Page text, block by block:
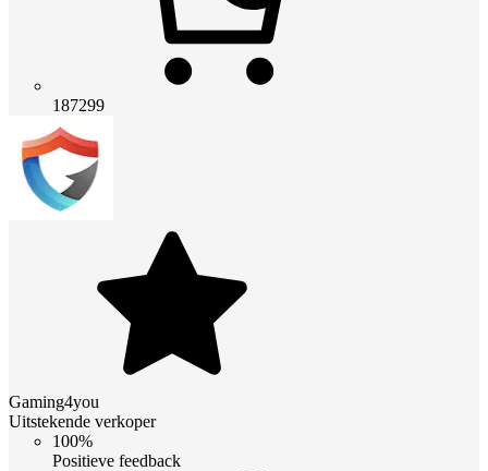
187299
Gaming4you
Uitstekende verkoper
100%
Positieve feedback